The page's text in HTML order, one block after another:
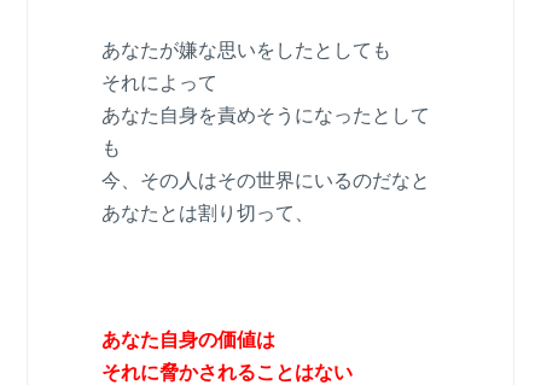
あなたが嫌な思いをしたとしても
それによって
あなた自身を責めそうになったとして
も
今、その人はその世界にいるのだなと
あなたとは割り切って、
あなた自身の価値は
それに脅かされることはない